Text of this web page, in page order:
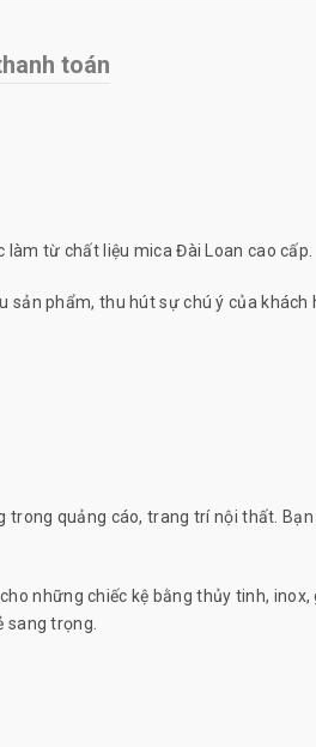
toán
làm từ chất liệu mica Đài Loan cao cấp.
sản phẩm, thu hút sự chú ý của khách
trong quảng cáo, trang trí nội thất.
những chiếc kệ bằng thủy tinh,
sang trọng.